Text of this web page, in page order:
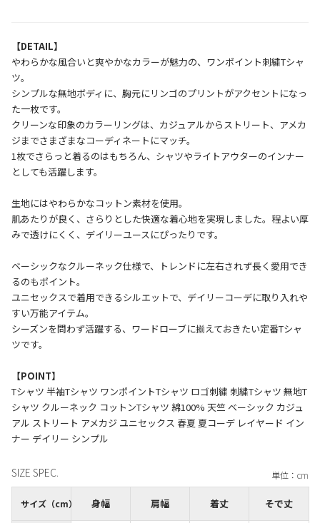
【DETAIL】
やわらかな風合いと爽やかなカラーが魅力の、ワンポイント刺繍Tシャ
ツ。
シンプルな無地ボディに、胸元にリンゴのプリントがアクセントになっ
た一枚です。
クリーンな印象のカラーリングは、カジュアルからストリート、アメカ
ジまでさまざまなコーディネートにマッチ。
1枚でさらっと着るのはもちろん、シャツやライトアウターのインナー
としても活躍します。
生地にはやわらかなコットン素材を使用。
肌あたりが良く、さらりとした快適な着心地を実現しました。程よい厚
みで透けにくく、デイリーユースにぴったりです。
ベーシックなクルーネック仕様で、トレンドに左右されず長く愛用でき
るのもポイント。
ユニセックスで着用できるシルエットで、デイリーコーデに取り入れや
すい万能アイテム。
シーズンを問わず活躍する、ワードローブに揃えておきたい定番Tシャ
ツです。
【POINT】
Tシャツ 半袖Tシャツ ワンポイントTシャツ ロゴ刺繍 刺繍Tシャツ 無地T
シャツ クルーネック コットンTシャツ 綿100% 天竺 ベーシック カジュ
アル ストリート アメカジ ユニセックス 春夏 夏コーデ レイヤード イン
SIZE SPEC.
サイズ（cm） 身幅 肩幅 着丈 そで丈